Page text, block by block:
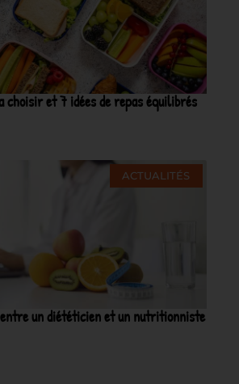
choisir et 7 idées de repas équilibrés
ACTUALITÉS
un diététicien et un nutritionniste